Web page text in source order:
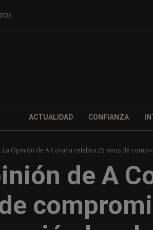
ACTUALIDAD CONFIANZA
La Opinión de A Coruña celebra 25 años de
de A